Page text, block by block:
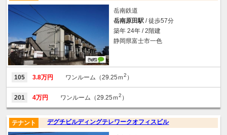
岳南鉄道
岳南原田駅 / 徒歩57分
築年 24年 / 2階建
静岡県富士市一色
105 3.8万円 ワンルーム（29.25ｍ2 ）
201 4万円 ワンルーム（29.25ｍ2 ）
デグチビルディングテレワークオフィスビル
テナント